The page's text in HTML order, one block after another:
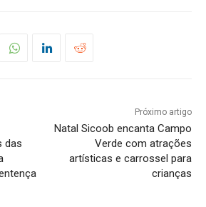
das
Próximo artigo
Natal Sicoob encanta Campo
Verde com atrações
artísticas e carrossel para
crianças